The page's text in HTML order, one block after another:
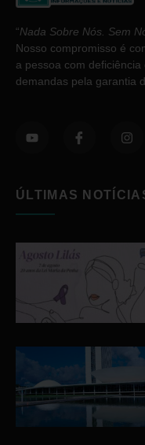
“Nada Sobre Nós. Sem
Nosso compromisso é
a pessoa com
demandas pela garantia
ÚLTIMAS